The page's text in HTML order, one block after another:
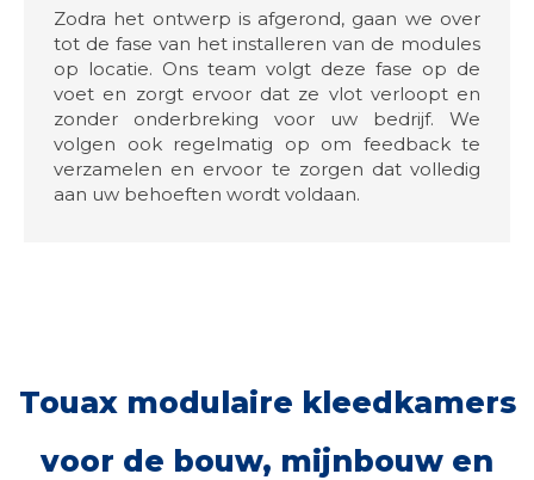
Zodra het ontwerp is afgerond, gaan we over
tot de fase van het installeren van de modules
op locatie. Ons team volgt deze fase op de
voet en zorgt ervoor dat ze vlot verloopt en
zonder onderbreking voor uw bedrijf. We
volgen ook regelmatig op om feedback te
verzamelen en ervoor te zorgen dat volledig
aan uw behoeften wordt voldaan.
Touax modulaire kleedkamers
voor de bouw, mijnbouw en